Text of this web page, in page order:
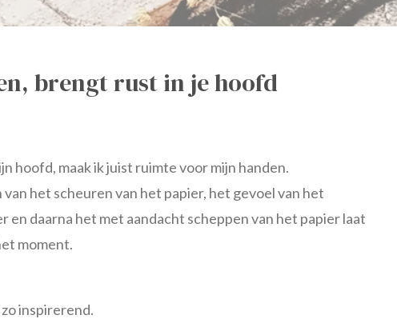
brengt rust in je hoofd
hoofd, maak ik juist ruimte voor mijn handen.
het scheuren van het papier, het gevoel van het
en daarna het met aandacht scheppen van het papier laat
moment.
inspirerend.